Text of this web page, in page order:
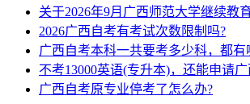
关于2026年9月广西师范大学继续教
2026广西自考有考试次数限制吗?
广西自考本科一共要考多少科，都有
不考13000英语(专升本)，还能申请
广西自考原专业停考了怎么办?